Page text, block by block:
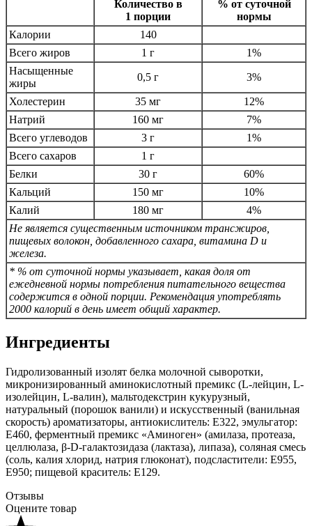
Количество в
1 порции
% от суточной
нормы
Калории
140
Всего жиров
1 г
1%
Насыщенные
жиры
0,5 г 3%
Холестерин 35 мг
12%
Натрий
160 мг
7%
Всего углеводов
3 г
1%
Всего сахаров
1 г
Белки
30 г
60%
Кальций
150 мг
10%
Калий
180 мг
4%
Не является существенным источником трансжиров,
пищевых волокон, добавленного сахара, витамина D и
железа.
* % от суточной нормы указывает, какая доля от
ежедневной нормы потребления питательного вещества
содержится в одной порции. Рекомендация употреблять
2000 калорий в день имеет общий характер.
Ингредиенты
Гидролизованный изолят белка молочной сыворотки,
микронизированный аминокислотный премикс (L-лейцин, L-
изолейцин, L-валин), мальтодекстрин кукурузный,
натуральный (порошок ванили) и искусственный (ванильная
скорость) ароматизаторы, антиокислитель: Е322, эмульгатор:
Е460, ферментный премикс «Аминоген» (амилаза, протеаза,
целлюлаза, β-D-галактозидаза (лактаза), липаза), соляная смесь
(соль, калия хлорид, натрия глюконат), подсластители: Е955,
Е950; пищевой краситель: Е129.
Отзывы
Оцените товар